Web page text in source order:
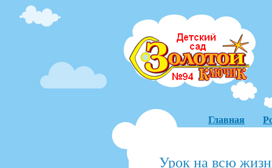
Главная
Урок на всю